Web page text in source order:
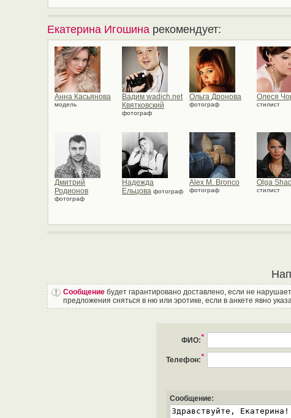
Екатерина Игошина рекомендует:
Анна Касьянова
модель
Вадим wadich.net
Квятковский
фотограф
Ольга Дронова
фотограф
Олеся
стилист
Дмитрий
Родионов
фотограф
Надежда
Ельцова фотограф
Alex M. Bronco
фотограф
Olga
стилист
Сообщение будет гарантировано доставлено, если не нарушает
предложения сняться в ню или эротике, если в анкете явно
ФИО:*
Телефон:*
Сообщение: